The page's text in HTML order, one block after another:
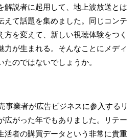
解説者に起用して、地上波放送とは
えて話題を集めました。同じコンテ
方を変えて、新しい視聴体験をつく
力が生まれる。そんなことにメディ
のではないでしょうか。
事業者が広告ビジネスに参入するリ
広がった年でもありました。リテー
活者の購買データという非常に貴重